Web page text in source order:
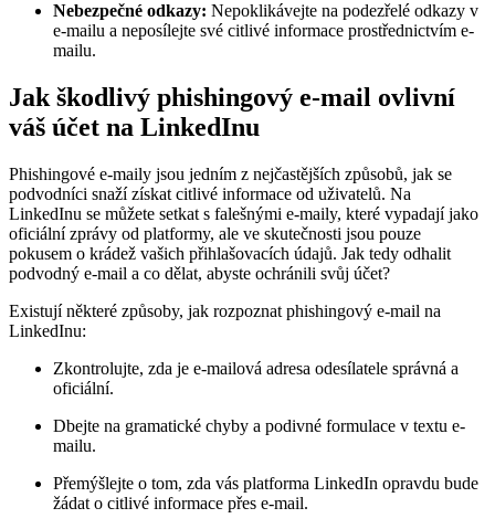
Nebezpečné odkazy: Nepoklikávejte na podezřelé odkazy v
e-mailu a neposílejte své citlivé informace prostřednictvím e-
mailu.
Jak škodlivý phishingový e-mail ovlivní
váš účet na LinkedInu
Phishingové e-maily jsou jedním z nejčastějších způsobů, jak se
podvodníci snaží získat citlivé informace od uživatelů. Na
LinkedInu se můžete setkat s falešnými e-maily, které vypadají jako
oficiální zprávy od platformy, ale ve skutečnosti jsou pouze
pokusem o krádež vašich přihlašovacích údajů. Jak tedy odhalit
podvodný e-mail a co dělat, abyste ochránili svůj účet?
Existují některé způsoby, jak rozpoznat phishingový e-mail na
LinkedInu:
Zkontrolujte, zda je e-mailová adresa odesílatele správná a
oficiální.
Dbejte na gramatické chyby a podivné formulace v textu e-
mailu.
Přemýšlejte o tom, zda vás platforma LinkedIn opravdu bude
žádat o citlivé informace přes e-mail.